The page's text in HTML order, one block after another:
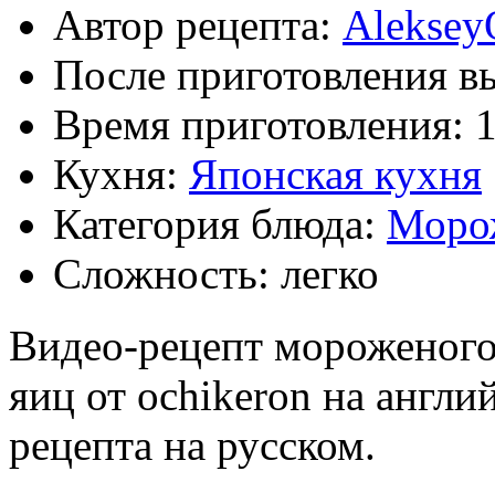
Автор рецепта:
После приготовления
Время приготовления:
Кухня: Японская кухня
Категория блюда:
Сложность: легко
Видео-рецепт
яиц от ochikeron на
рецепта на русском.